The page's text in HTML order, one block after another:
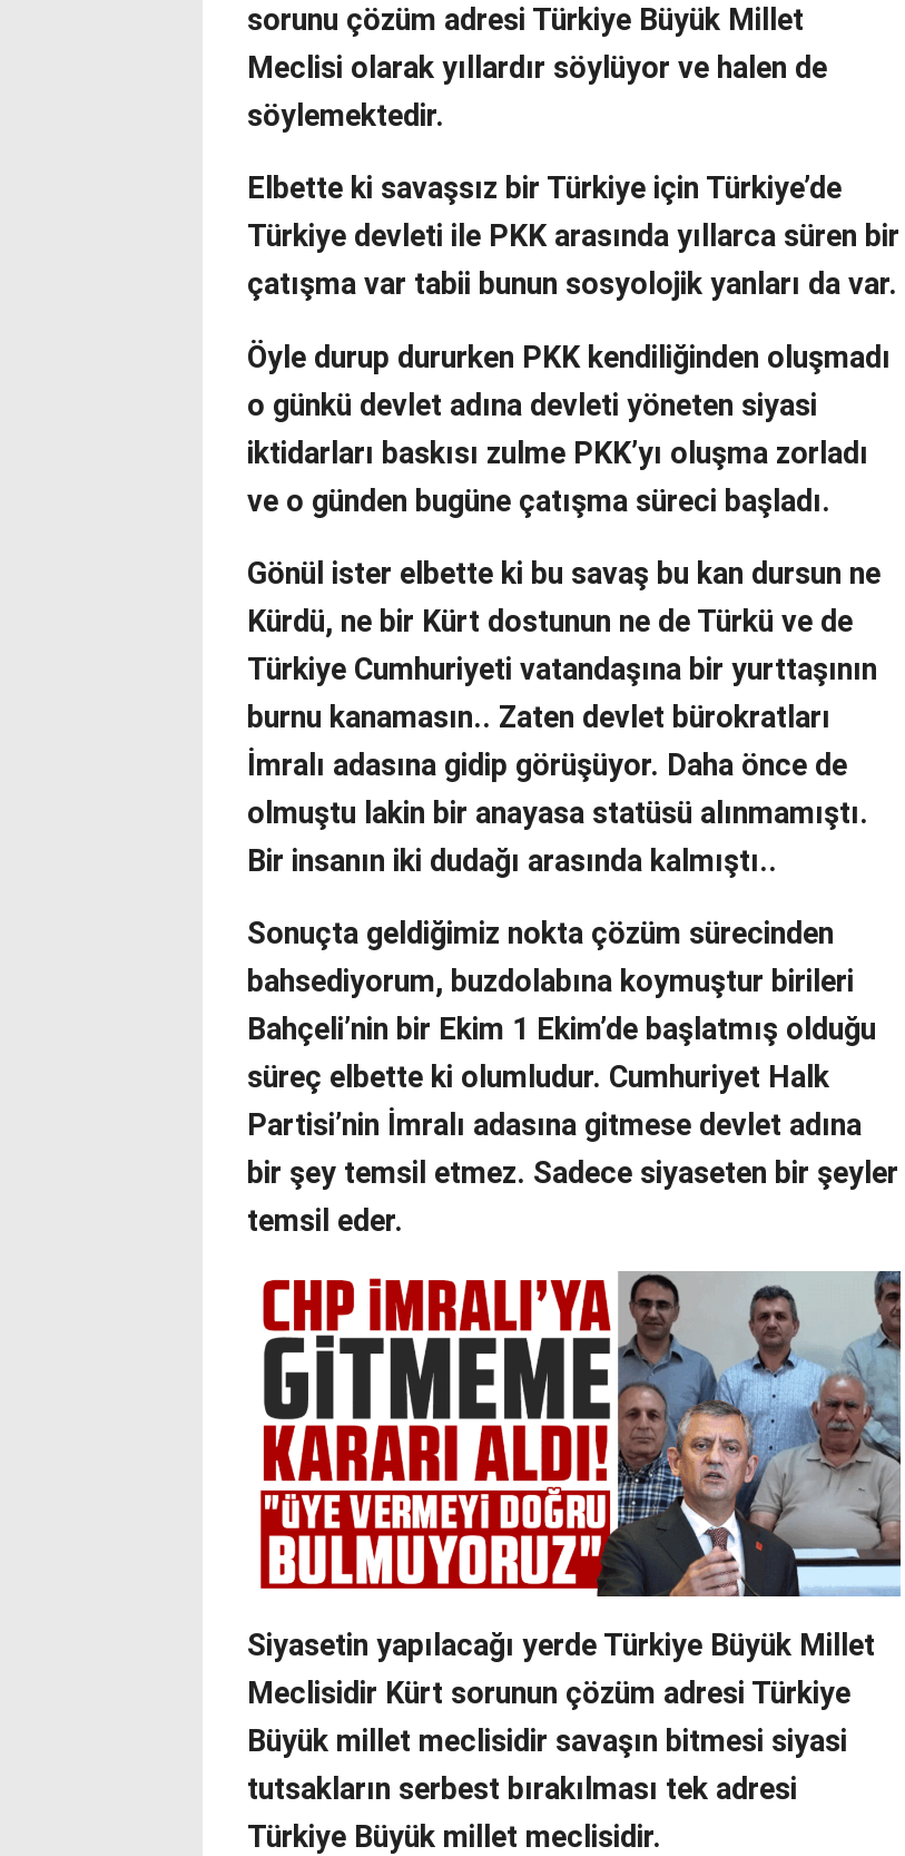
sorunu çözüm adresi Türkiye Büyük Millet
Meclisi olarak yıllardır söylüyor ve halen de
söylemektedir.
Elbette ki savaşsız bir Türkiye için Türkiye’de
Türkiye devleti ile PKK arasında yıllarca süren bir
çatışma var tabii bunun sosyolojik yanları da var.
Öyle durup dururken PKK kendiliğinden oluşmadı
o günkü devlet adına devleti yöneten siyasi
iktidarları baskısı zulme PKK’yı oluşma zorladı
ve o günden bugüne çatışma süreci başladı.
Gönül ister elbette ki bu savaş bu kan dursun ne
Kürdü, ne bir Kürt dostunun ne de Türkü ve de
Türkiye Cumhuriyeti vatandaşına bir yurttaşının
burnu kanamasın.. Zaten devlet bürokratları
İmralı adasına gidip görüşüyor. Daha önce de
olmuştu lakin bir anayasa statüsü alınmamıştı.
Bir insanın iki dudağı arasında kalmıştı..
Sonuçta geldiğimiz nokta çözüm sürecinden
bahsediyorum, buzdolabına koymuştur birileri
Bahçeli’nin bir Ekim 1 Ekim’de başlatmış olduğu
süreç elbette ki olumludur. Cumhuriyet Halk
Partisi’nin İmralı adasına gitmese devlet adına
bir şey temsil etmez. Sadece siyaseten bir şeyler
temsil eder.
Siyasetin yapılacağı yerde Türkiye Büyük Millet
Meclisidir Kürt sorunun çözüm adresi Türkiye
Büyük millet meclisidir savaşın bitmesi siyasi
tutsakların serbest bırakılması tek adresi
Türkiye Büyük millet meclisidir.